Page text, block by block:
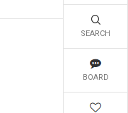
SEARCH
BOARD